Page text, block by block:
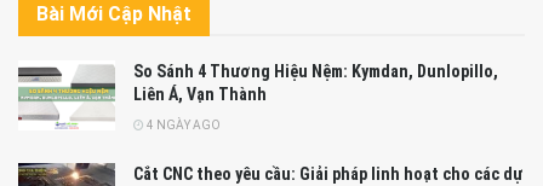
Bài Mới Cập Nhật
So Sánh 4 Thương Hiệu Nệm: Kymdan, Dunlopillo,
Liên Á, Vạn Thành
4 NGÀY AGO
Cắt CNC theo yêu cầu: Giải pháp linh hoạt cho các dự